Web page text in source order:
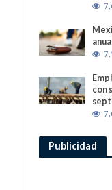
con
Publicidad